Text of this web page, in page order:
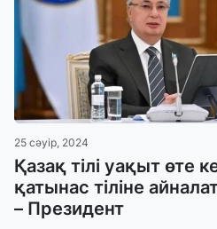
25 сәуір, 2024
Қазақ тілі уақыт өте
қатынас тіліне
– Президент